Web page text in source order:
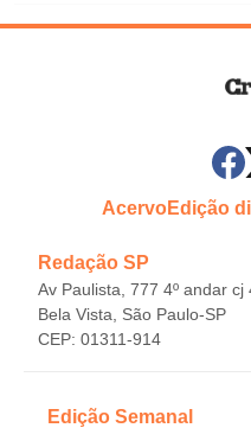
AcervoEdição
Redação SP
Av Paulista, 777 4º andar cj
Bela Vista, São Paulo-SP
CEP: 01311-914
Edição Semanal